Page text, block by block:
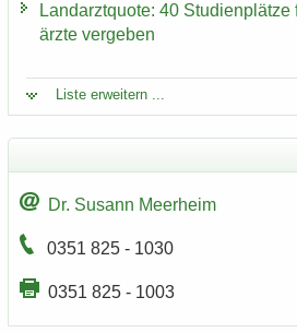
Land­arzt­quo­te: 40
ärz­te ver­ge­ben
Liste er­wei­tern ...
Dr. Su­sann Meer­heim
0351 825 - 1030
0351 825 - 1003